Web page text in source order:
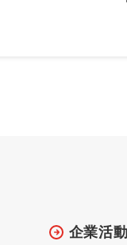
企業活動